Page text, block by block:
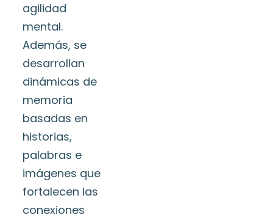
agilidad
mental.
Además, se
desarrollan
dinámicas de
memoria
basadas en
historias,
palabras e
imágenes que
fortalecen las
conexiones